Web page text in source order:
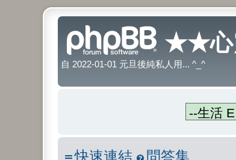
★★心
自 2022-01-01 元旦後純私人用... ^_^
快速連結 問答集